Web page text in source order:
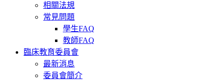
相關法規
常見問題
學生FAQ
教師FAQ
臨床教育委員會
最新消息
委員會簡介